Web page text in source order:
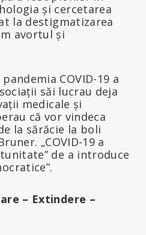
și cercetarea
la destigmatizarea
avortul și
COVID-19 a
săi lucrau deja
medicale și
că vor vindeca
la sărăcie la boli
„COVID-19 a
de a introduce
– Extindere –